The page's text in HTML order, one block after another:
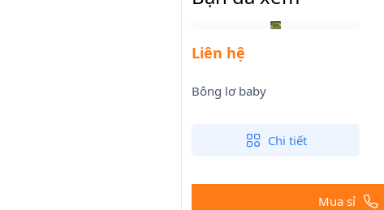
Liên hệ
Bông lơ baby
Chi tiết
Mua sỉ